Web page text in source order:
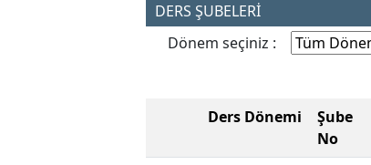
DERS ŞUBELERİ
Dönem seçiniz :
Ders Dönemi
Şube
No